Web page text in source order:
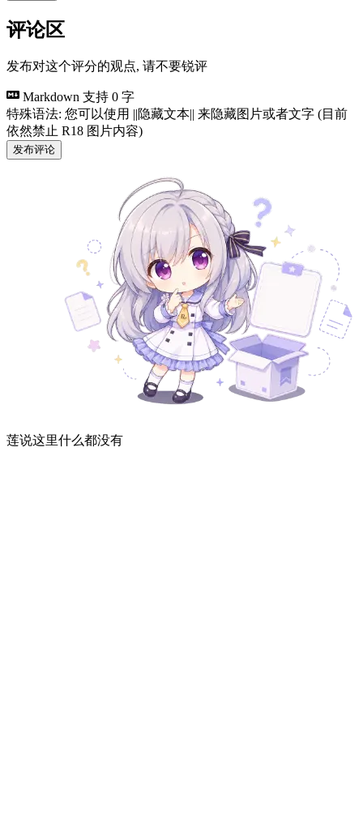
评论区
发布对这个评分的观点, 请不要锐评
Markdown 支持 0 字
特殊语法: 您可以使用 ||隐藏文本|| 来隐藏图片或者文字 (目前
依然禁止 R18 图片内容)
发布评论
莲说这里什么都没有